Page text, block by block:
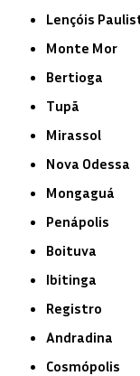
Lençóis
Monte Mor
Bertioga
Tupã
Mirassol
Nova Odessa
Mongaguá
Penápolis
Boituva
Ibitinga
Registro
Andradina
Cosmópolis